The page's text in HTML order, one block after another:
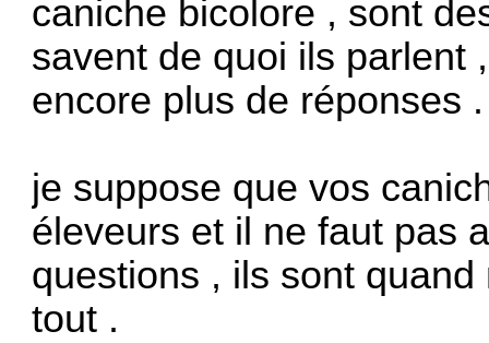
caniche bicolore , sont
savent de quoi ils parlent
encore plus de réponses .
je suppose que vos
éleveurs et il ne faut pas
questions , ils sont
tout .